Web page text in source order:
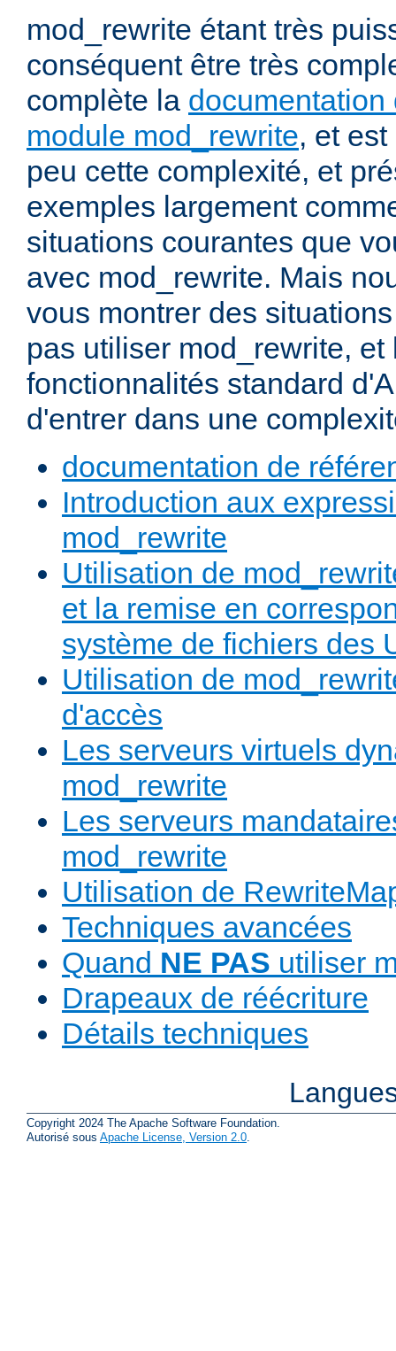
mod_rewrite étant très
conséquent être très
complète la documentation
module mod_rewrite, et
peu cette complexité, et
exemples largement
situations courantes que
avec mod_rewrite. Mais
vous montrer des
pas utiliser mod_rewrite,
fonctionnalités standard
d'entrer dans une
documentation de
Introduction aux
mod_rewrite
Utilisation de
et la remise en
système de fichiers des
Utilisation de
d'accès
Les serveurs virtuels
mod_rewrite
Les serveurs
mod_rewrite
Utilisation de
Techniques avancées
Quand NE PAS utiliser
Drapeaux de réécriture
Détails techniques
Copyright 2024 The Apache Software Foundation.
Autorisé sous Apache License, Version 2.0